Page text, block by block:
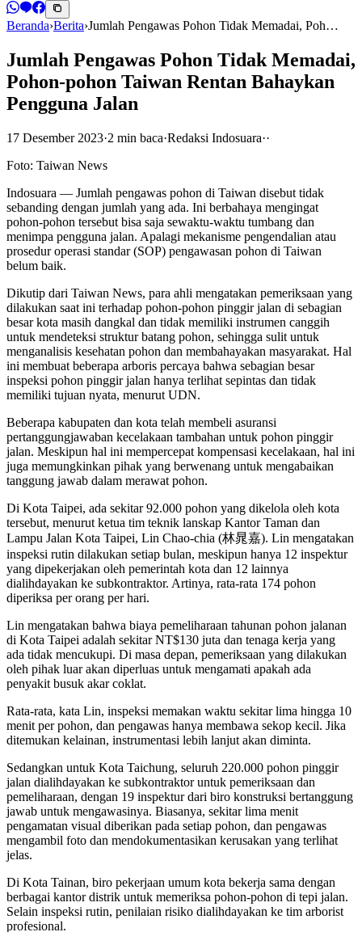
Beranda›Berita›Jumlah Pengawas Pohon Tidak Memadai, Poh…
Jumlah Pengawas Pohon Tidak Memadai,
Pohon-pohon Taiwan Rentan Bahaykan
Pengguna Jalan
17 Desember 2023·2 min baca·Redaksi Indosuara··
Foto: Taiwan News
Indosuara — Jumlah pengawas pohon di Taiwan disebut tidak
sebanding dengan jumlah yang ada. Ini berbahaya mengingat
pohon-pohon tersebut bisa saja sewaktu-waktu tumbang dan
menimpa pengguna jalan. Apalagi mekanisme pengendalian atau
prosedur operasi standar (SOP) pengawasan pohon di Taiwan
belum baik.
Dikutip dari Taiwan News, para ahli mengatakan pemeriksaan yang
dilakukan saat ini terhadap pohon-pohon pinggir jalan di sebagian
besar kota masih dangkal dan tidak memiliki instrumen canggih
untuk mendeteksi struktur batang pohon, sehingga sulit untuk
menganalisis kesehatan pohon dan membahayakan masyarakat. Hal
ini membuat beberapa arboris percaya bahwa sebagian besar
inspeksi pohon pinggir jalan hanya terlihat sepintas dan tidak
memiliki tujuan nyata, menurut UDN.
Beberapa kabupaten dan kota telah membeli asuransi
pertanggungjawaban kecelakaan tambahan untuk pohon pinggir
jalan. Meskipun hal ini mempercepat kompensasi kecelakaan, hal ini
juga memungkinkan pihak yang berwenang untuk mengabaikan
tanggung jawab dalam merawat pohon.
Di Kota Taipei, ada sekitar 92.000 pohon yang dikelola oleh kota
tersebut, menurut ketua tim teknik lanskap Kantor Taman dan
Lampu Jalan Kota Taipei, Lin Chao-chia (林晁嘉). Lin mengatakan
inspeksi rutin dilakukan setiap bulan, meskipun hanya 12 inspektur
yang dipekerjakan oleh pemerintah kota dan 12 lainnya
dialihdayakan ke subkontraktor. Artinya, rata-rata 174 pohon
diperiksa per orang per hari.
Lin mengatakan bahwa biaya pemeliharaan tahunan pohon jalanan
di Kota Taipei adalah sekitar NT$130 juta dan tenaga kerja yang
ada tidak mencukupi. Di masa depan, pemeriksaan yang dilakukan
oleh pihak luar akan diperluas untuk mengamati apakah ada
penyakit busuk akar coklat.
Rata-rata, kata Lin, inspeksi memakan waktu sekitar lima hingga 10
menit per pohon, dan pengawas hanya membawa sekop kecil. Jika
ditemukan kelainan, instrumentasi lebih lanjut akan diminta.
Sedangkan untuk Kota Taichung, seluruh 220.000 pohon pinggir
jalan dialihdayakan ke subkontraktor untuk pemeriksaan dan
pemeliharaan, dengan 19 inspektur dari biro konstruksi bertanggung
jawab untuk mengawasinya. Biasanya, sekitar lima menit
pengamatan visual diberikan pada setiap pohon, dan pengawas
mengambil foto dan mendokumentasikan kerusakan yang terlihat
jelas.
Di Kota Tainan, biro pekerjaan umum kota bekerja sama dengan
berbagai kantor distrik untuk memeriksa pohon-pohon di tepi jalan.
Selain inspeksi rutin, penilaian risiko dialihdayakan ke tim arborist
profesional.